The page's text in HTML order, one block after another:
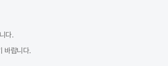
다.
바랍니다.